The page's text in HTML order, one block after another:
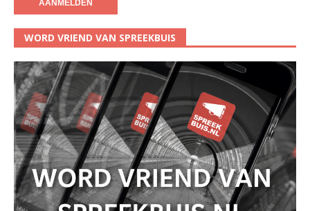
WORD VRIEND VAN SPREEKBUIS